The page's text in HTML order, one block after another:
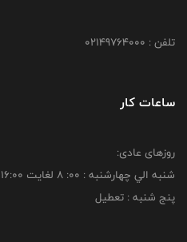
تلفن : 02149764000
ساعات کار
روزهای عادی:
شنبه الي چهارشنبه : 00: 8 لغايت 16:00
پنج شنبه : تعطیل